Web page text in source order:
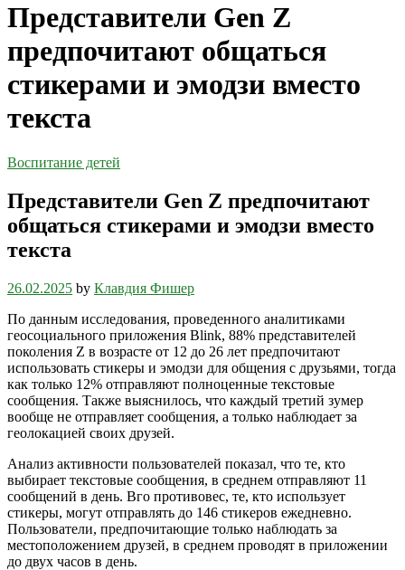
Представители Gen Z
предпочитают общаться
стикерами и эмодзи вместо
текста
Воспитание детей
Представители Gen Z предпочитают
общаться стикерами и эмодзи вместо
текста
26.02.2025 by Клавдия Фишер
По данным исследования, проведенного аналитиками
геосоциального приложения Blink, 88% представителей
поколения Z в возрасте от 12 до 26 лет предпочитают
использовать стикеры и эмодзи для общения с друзьями, тогда
как только 12% отправляют полноценные текстовые
сообщения. Также выяснилось, что каждый третий зумер
вообще не отправляет сообщения, а только наблюдает за
геолокацией своих друзей.
Анализ активности пользователей показал, что те, кто
выбирает текстовые сообщения, в среднем отправляют 11
сообщений в день. Вго противовес, те, кто использует
стикеры, могут отправлять до 146 стикеров ежедневно.
Пользователи, предпочитающие только наблюдать за
местоположением друзей, в среднем проводят в приложении
до двух часов в день.